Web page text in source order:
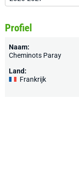
Profiel
Naam:
Cheminots Paray
Land:
Frankrijk